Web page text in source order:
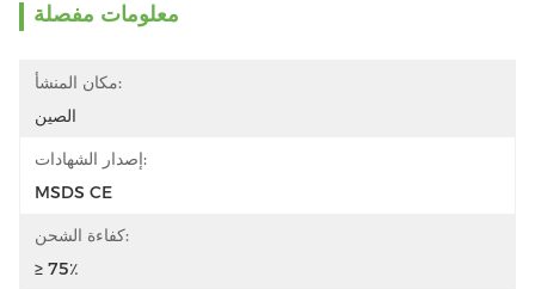
معلومات مفصلة
مكان المنشأ:
الصين
إصدار الشهادات:
MSDS CE
كفاءة الشحن:
≥ 75٪